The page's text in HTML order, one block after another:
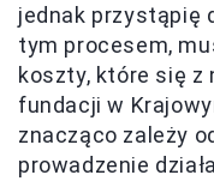
jednak przystąpię
tym procesem,
koszty, które się
fundacji w
znacząco zależy
prowadzenie